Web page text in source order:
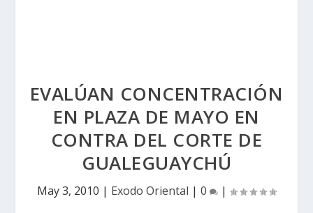
EVALÚAN CONCENTRACIÓN
EN PLAZA DE MAYO EN
CONTRA DEL CORTE DE
GUALEGUAYCHÚ
May 3, 2010 | Exodo Oriental | 0 |